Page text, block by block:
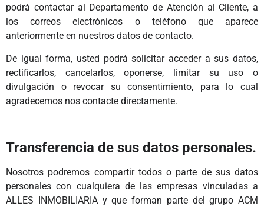
podrá contactar al Departamento de Atención al Cliente, a
los correos electrónicos o teléfono que aparece
anteriormente en nuestros datos de contacto.
De igual forma, usted podrá solicitar acceder a sus datos,
rectificarlos, cancelarlos, oponerse, limitar su uso o
divulgación o revocar su consentimiento, para lo cual
agradecemos nos contacte directamente.
Transferencia de sus datos personales.
Nosotros podremos compartir todos o parte de sus datos
personales con cualquiera de las empresas vinculadas a
ALLES INMOBILIARIA y que forman parte del grupo ACM